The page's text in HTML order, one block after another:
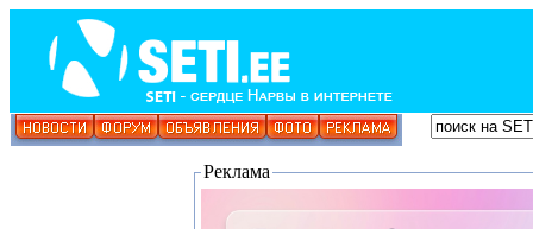
Реклама